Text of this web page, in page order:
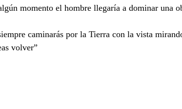
momento el hombre llegaría a dominar una
caminarás por la Tierra con la vista
volver”